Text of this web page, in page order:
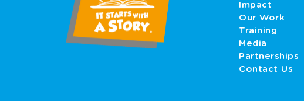
Impact
Our Work
Training
Media
Partnerships
Contact Us